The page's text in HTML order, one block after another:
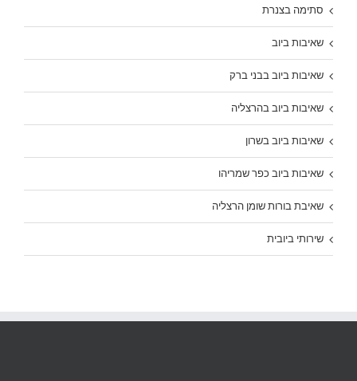
סתימה בצנרת
שאיבות ביוב
שאיבות ביוב בבני ברק
שאיבות ביוב בהרצליה
שאיבות ביוב בשרון
שאיבות ביוב כפר שמריהו
שאיבת בורות שומן הרצליה
שירותי ביובית